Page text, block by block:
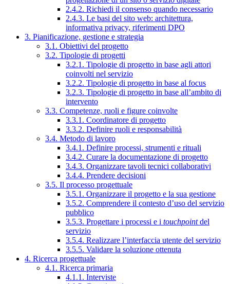
2.4.2. Richiedi il consenso quando necessario
2.4.3. Le basi del sito web: architettura,
informativa privacy, riferimenti DPO
3. Pianificazione, gestione e strategia
3.1. Obiettivi del progetto
3.2. Tipologie di progetti
3.2.1. Tipologie di progetto in base agli attori
coinvolti nel servizio
3.2.2. Tipologie di progetto in base al focus
3.2.3. Tipologie di progetto in base all’ambito di
intervento
3.3. Competenze, ruoli e figure coinvolte
3.3.1. Coordinatore di progetto
3.3.2. Definire ruoli e responsabilità
3.4. Metodo di lavoro
3.4.1. Definire processi, strumenti e rituali
3.4.2. Curare la documentazione di progetto
3.4.3. Organizzare tavoli tecnici collaborativi
3.4.4. Prendere decisioni
3.5. Il processo progettuale
3.5.1. Organizzare il progetto e la sua gestione
3.5.2. Comprendere il contesto d’uso del servizio
pubblico
3.5.3. Progettare i processi e i touchpointdel
servizio
3.5.4. Realizzare l’interfaccia utente del servizio
3.5.5. Validare la soluzione ottenuta
4. Ricerca progettuale
4.1. Ricerca primaria
4.1.1. Interviste